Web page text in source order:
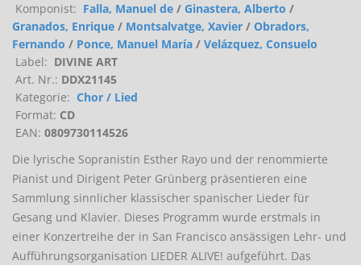
Komponist: Falla, Manuel de / Ginastera, Alberto /
Granados, Enrique / Montsalvatge, Xavier / Obradors,
Fernando / Ponce, Manuel María / Velázquez, Consuelo
Label: DIVINE ART
Art. Nr.: DDX21145
Kategorie: Chor / Lied
Format: CD
EAN: 0809730114526
Die lyrische Sopranistin Esther Rayo und der renommierte
Pianist und Dirigent Peter Grünberg präsentieren eine
Sammlung sinnlicher klassischer spanischer Lieder für
Gesang und Klavier. Dieses Programm wurde erstmals in
einer Konzertreihe der in San Francisco ansässigen Lehr- und
Aufführungsorganisation LIEDER ALIVE! aufgeführt. Das